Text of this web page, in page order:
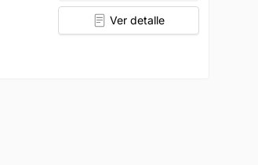
Ver detalle